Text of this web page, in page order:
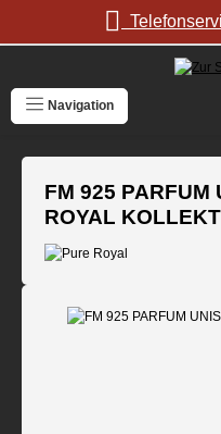
Zum Hauptinhalt springen
Navigation
FM 925 PARFUM
ROYAL
Bildergalerie überspringen